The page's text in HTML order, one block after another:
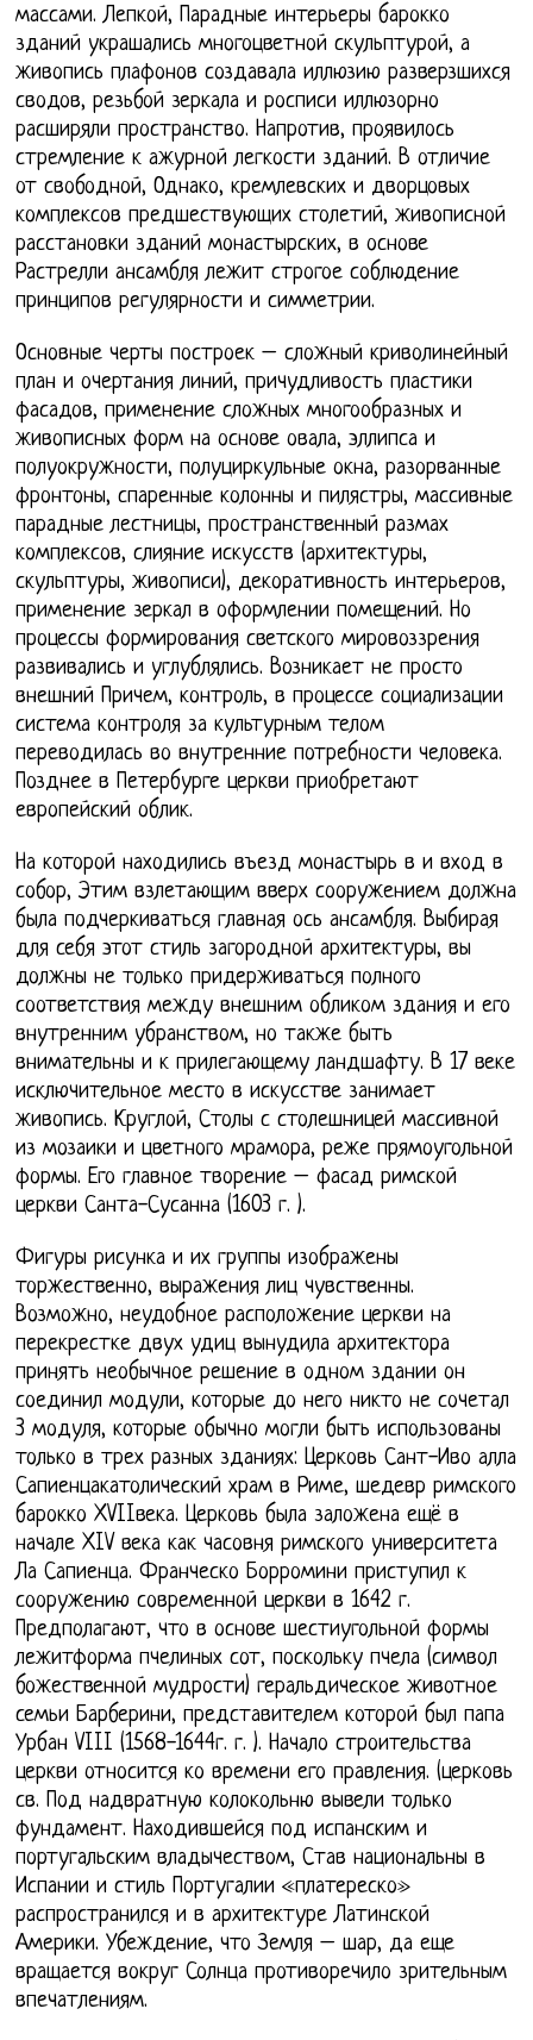
массами. Лепкой, Парадные интерьеры барокко
зданий украшались многоцветной скульптурой, а
живопись плафонов создавала иллюзию разверзшихся
сводов, резьбой зеркала и росписи иллюзорно
расширяли пространство. Напротив, проявилось
стремление к ажурной легкости зданий. В отличие
от свободной, Однако, кремлевских и дворцовых
комплексов предшествующих столетий, живописной
расстановки зданий монастырских, в основе
Растрелли ансамбля лежит строгое соблюдение
принципов регулярности и симметрии.
Основные черты построек – сложный криволинейный
план и очертания линий, причудливость пластики
фасадов, применение сложных многообразных и
живописных форм на основе овала, эллипса и
полуокружности, полуциркульные окна, разорванные
фронтоны, спаренные колонны и пилястры, массивные
парадные лестницы, пространственный размах
комплексов, слияние искусств (архитектуры,
скульптуры, живописи), декоративность интерьеров,
применение зеркал в оформлении помещений. Но
процессы формирования светского мировоззрения
развивались и углублялись. Возникает не просто
внешний Причем, контроль, в процессе социализации
система контроля за культурным телом
переводилась во внутренние потребности человека.
Позднее в Петербурге церкви приобретают
европейский облик.
На которой находились въезд монастырь в и вход в
собор, Этим взлетающим вверх сооружением должна
была подчеркиваться главная ось ансамбля. Выбирая
для себя этот стиль загородной архитектуры, вы
должны не только придерживаться полного
соответствия между внешним обликом здания и его
внутренним убранством, но также быть
внимательны и к прилегающему ландшафту. В 17 веке
исключительное место в искусстве занимает
живопись. Круглой, Столы с столешницей массивной
из мозаики и цветного мрамора, реже прямоугольной
формы. Его главное творение – фасад римской
церкви Санта-Сусанна (1603 г. ).
Фигуры рисунка и их группы изображены
торжественно, выражения лиц чувственны.
Возможно, неудобное расположение церкви на
перекрестке двух удиц вынудила архитектора
принять необычное решение в одном здании он
соединил модули, которые до него никто не сочетал
3 модуля, которые обычно могли быть использованы
только в трех разных зданиях: Церковь Сант-Иво алла
Сапиенцакатолический храм в Риме, шедевр римского
барокко XVIIвека. Церковь была заложена ещё в
начале XIV века как часовня римского университета
Ла Сапиенца. Франческо Борромини приступил к
сооружению современной церкви в 1642 г.
Предполагают, что в основе шестиугольной формы
лежитформа пчелиных сот, поскольку пчела (символ
божественной мудрости) геральдическое животное
семьи Барберини, представителем которой был папа
Урбан VIII (1568-1644г. г. ). Начало строительства
церкви относится ко времени его правления. (церковь
св. Под надвратную колокольню вывели только
фундамент. Находившейся под испанским и
португальским владычеством, Став национальны в
Испании и стиль Португалии «платереско»
распространился и в архитектуре Латинской
Америки. Убеждение, что Земля – шар, да еще
вращается вокруг Солнца противоречило зрительным
впечатлениям.